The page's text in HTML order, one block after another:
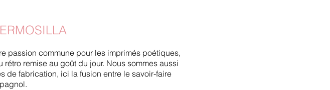
passion commune pour les imprimés poétiques,
remise au goût du jour. Nous sommes aussi
de fabrication, ici la fusion entre le savoir-faire